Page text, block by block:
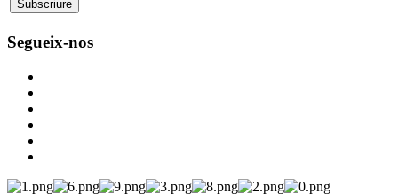
Segueix-nos